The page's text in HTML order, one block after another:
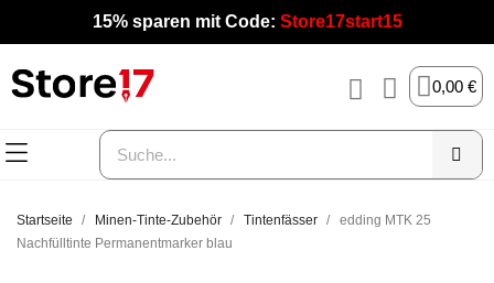
15% sparen mit Code: Store17start15
0,00 €
Startseite Minen-Tinte-Zubehör Tintenfässer
edding MTK 25
Nachfülltinte Permanentmarker blau